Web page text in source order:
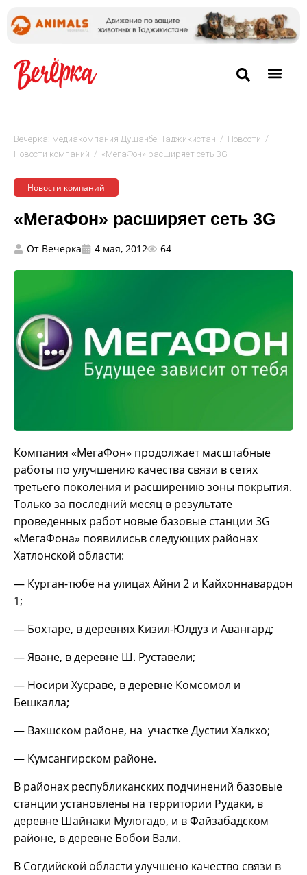
Вечёрка: медиакомпания Душанбе, Таджикистан / Новости /
Новости компаний / «МегаФон» расширяет сеть 3G
Новости компаний
«МегаФон» расширяет сеть 3G
От Вечерка 4 мая, 2012 64
Компания «МегаФон» продолжает масштабные
работы по улучшению качества связи в сетях
третьего поколения и расширению зоны покрытия.
Только за последний месяц в результате
проведенных работ новые базовые станции 3G
«МегаФона» появилисьв следующих районах
Хатлонской области:
— Курган-тюбе на улицах Айни 2 и Кайхоннавардон
1;
— Бохтаре, в деревнях Кизил-Юлдуз и Авангард;
— Яване, в деревне Ш. Руставели;
— Носири Хусраве, в деревне Комсомол и
Бешкалла;
— Вахшском районе, на участке Дустии Халкхо;
— Кумсангирском районе.
В районах республиканских подчинений базовые
станции установлены на территории Рудаки, в
деревне Шайнаки Мулогадо, и в Файзабадском
районе, в деревне Бобои Вали.
В Согдийской области улучшено качество связи в